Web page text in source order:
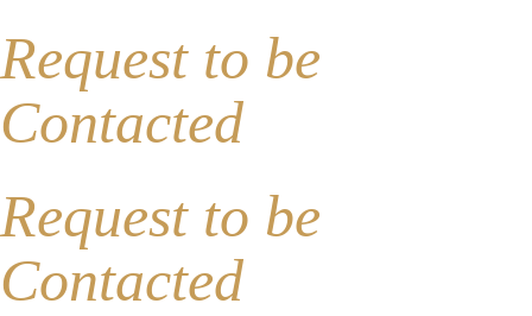
Request to be
Contacted
Request to be
Contacted